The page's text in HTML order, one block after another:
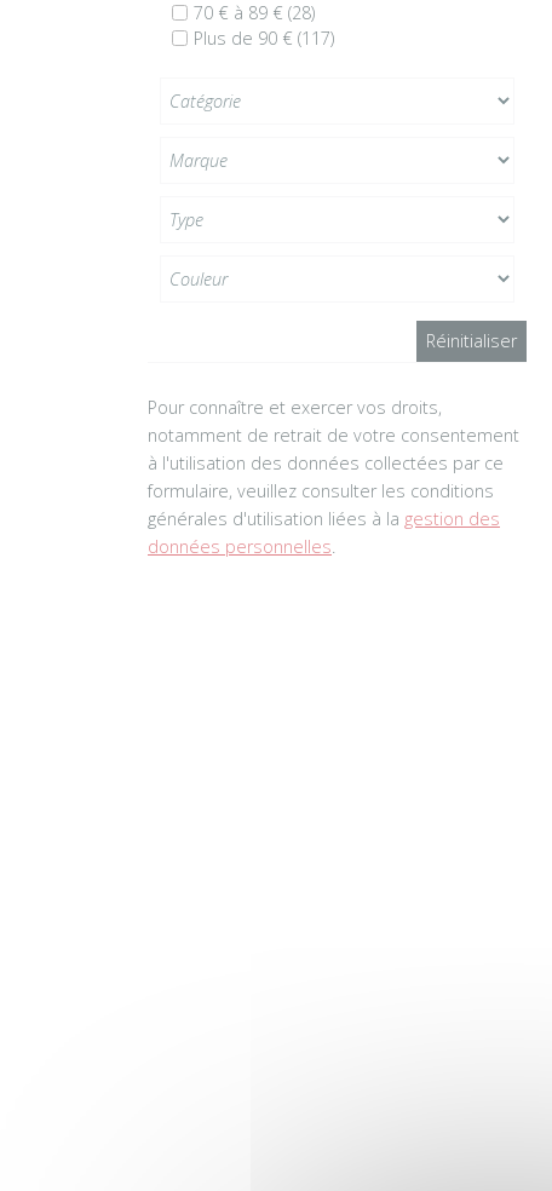
70 € à 89 € (28)
Plus de 90 € (117)
Pour connaître et exercer vos droits,
notamment de retrait de votre consentement
à l'utilisation des données collectées par ce
formulaire, veuillez consulter les conditions
générales d'utilisation liées à la gestion des
données personnelles.